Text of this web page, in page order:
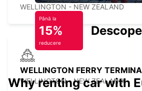
WELLINGTON - NEW ZEALAND
WELLINGTON FERRY
WELLINGTON - NEW ZEALAND
Până la
15%
reducere
Why renting car with